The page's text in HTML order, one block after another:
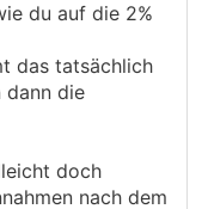
vor Ort
geschickt. Mit
würde ich
Mal die Hälfte.
rechnen.
du auf die 2%
das tatsächlich
dann die
doch
nach dem